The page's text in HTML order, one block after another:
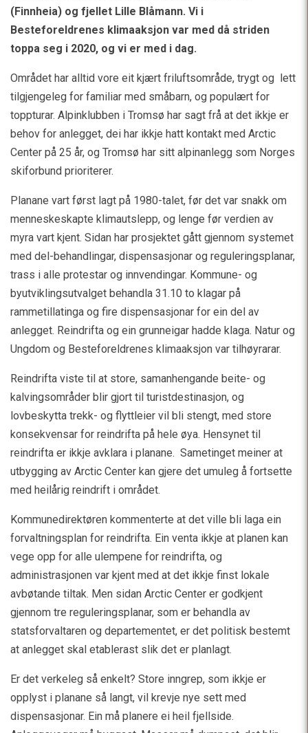
(Finnheia) og fjellet Lille Blåmann. Vi i
Besteforeldrenes klimaaksjon var med då striden
toppa seg i 2020, og vi er med i dag.
Området har alltid vore eit kjært friluftsområde, trygt og lett
tilgjengeleg for familiar med småbarn, og populært for
toppturar. Alpinklubben i Tromsø har sagt frå at det ikkje er
behov for anlegget, dei har ikkje hatt kontakt med Arctic
Center på 25 år, og Tromsø har sitt alpinanlegg som Norges
skiforbund prioriterer.
Planane vart først lagt på 1980-talet, før det var snakk om
menneskeskapte klimautslepp, og lenge før verdien av
myra vart kjent. Sidan har prosjektet gått gjennom systemet
med del-behandlingar, dispensasjonar og reguleringsplanar,
trass i alle protestar og innvendingar. Kommune- og
byutviklingsutvalget behandla 31.10 to klagar på
rammetillatinga og fire dispensasjonar for ein del av
anlegget. Reindrifta og ein grunneigar hadde klaga. Natur og
Ungdom og Besteforeldrenes klimaaksjon var tilhøyrarar.
Reindrifta viste til at store, samanhengande beite- og
kalvingsområder blir gjort til turistdestinasjon, og
lovbeskytta trekk- og flyttleier vil bli stengt, med store
konsekvensar for reindrifta på hele øya. Hensynet til
reindrifta er ikkje avklara i planane. Sametinget meiner at
utbygging av Arctic Center kan gjere det umuleg å fortsette
med heilårig reindrift i området.
Kommunedirektøren kommenterte at det ville bli laga ein
forvaltningsplan for reindrifta. Ein venta ikkje at planen kan
vege opp for alle ulempene for reindrifta, og
administrasjonen var kjent med at det ikkje finst lokale
avbøtande tiltak. Men sidan Arctic Center er godkjent
gjennom tre reguleringsplanar, som er behandla av
statsforvaltaren og departementet, er det politisk bestemt
at anlegget skal etablerast slik det er planlagt.
Er det verkeleg så enkelt? Store inngrep, som ikkje er
opplyst i planane så langt, vil krevje nye sett med
dispensasjonar. Ein må planere ei heil fjellside.